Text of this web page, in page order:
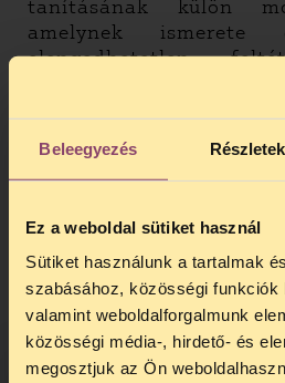
Beleegyezés Részletek
Ez a weboldal sütiket használ
Sütiket használunk a tartalmak
szabásához, közösségi funkciók
valamint weboldalforgalmunk
közösségi média-, hirdető- és
megosztjuk az Ön
tanításának külön
amelynek ismerete
elengedhetetlen
gyermekekkel
fejlesztési munka
szakoktatókat is
tehetetlen helyzetbe
tanulóknál működő
esetben
Ugyanakkor a
szakértelem hiánya
nem csak az oktatás-
hanem a gyermekek